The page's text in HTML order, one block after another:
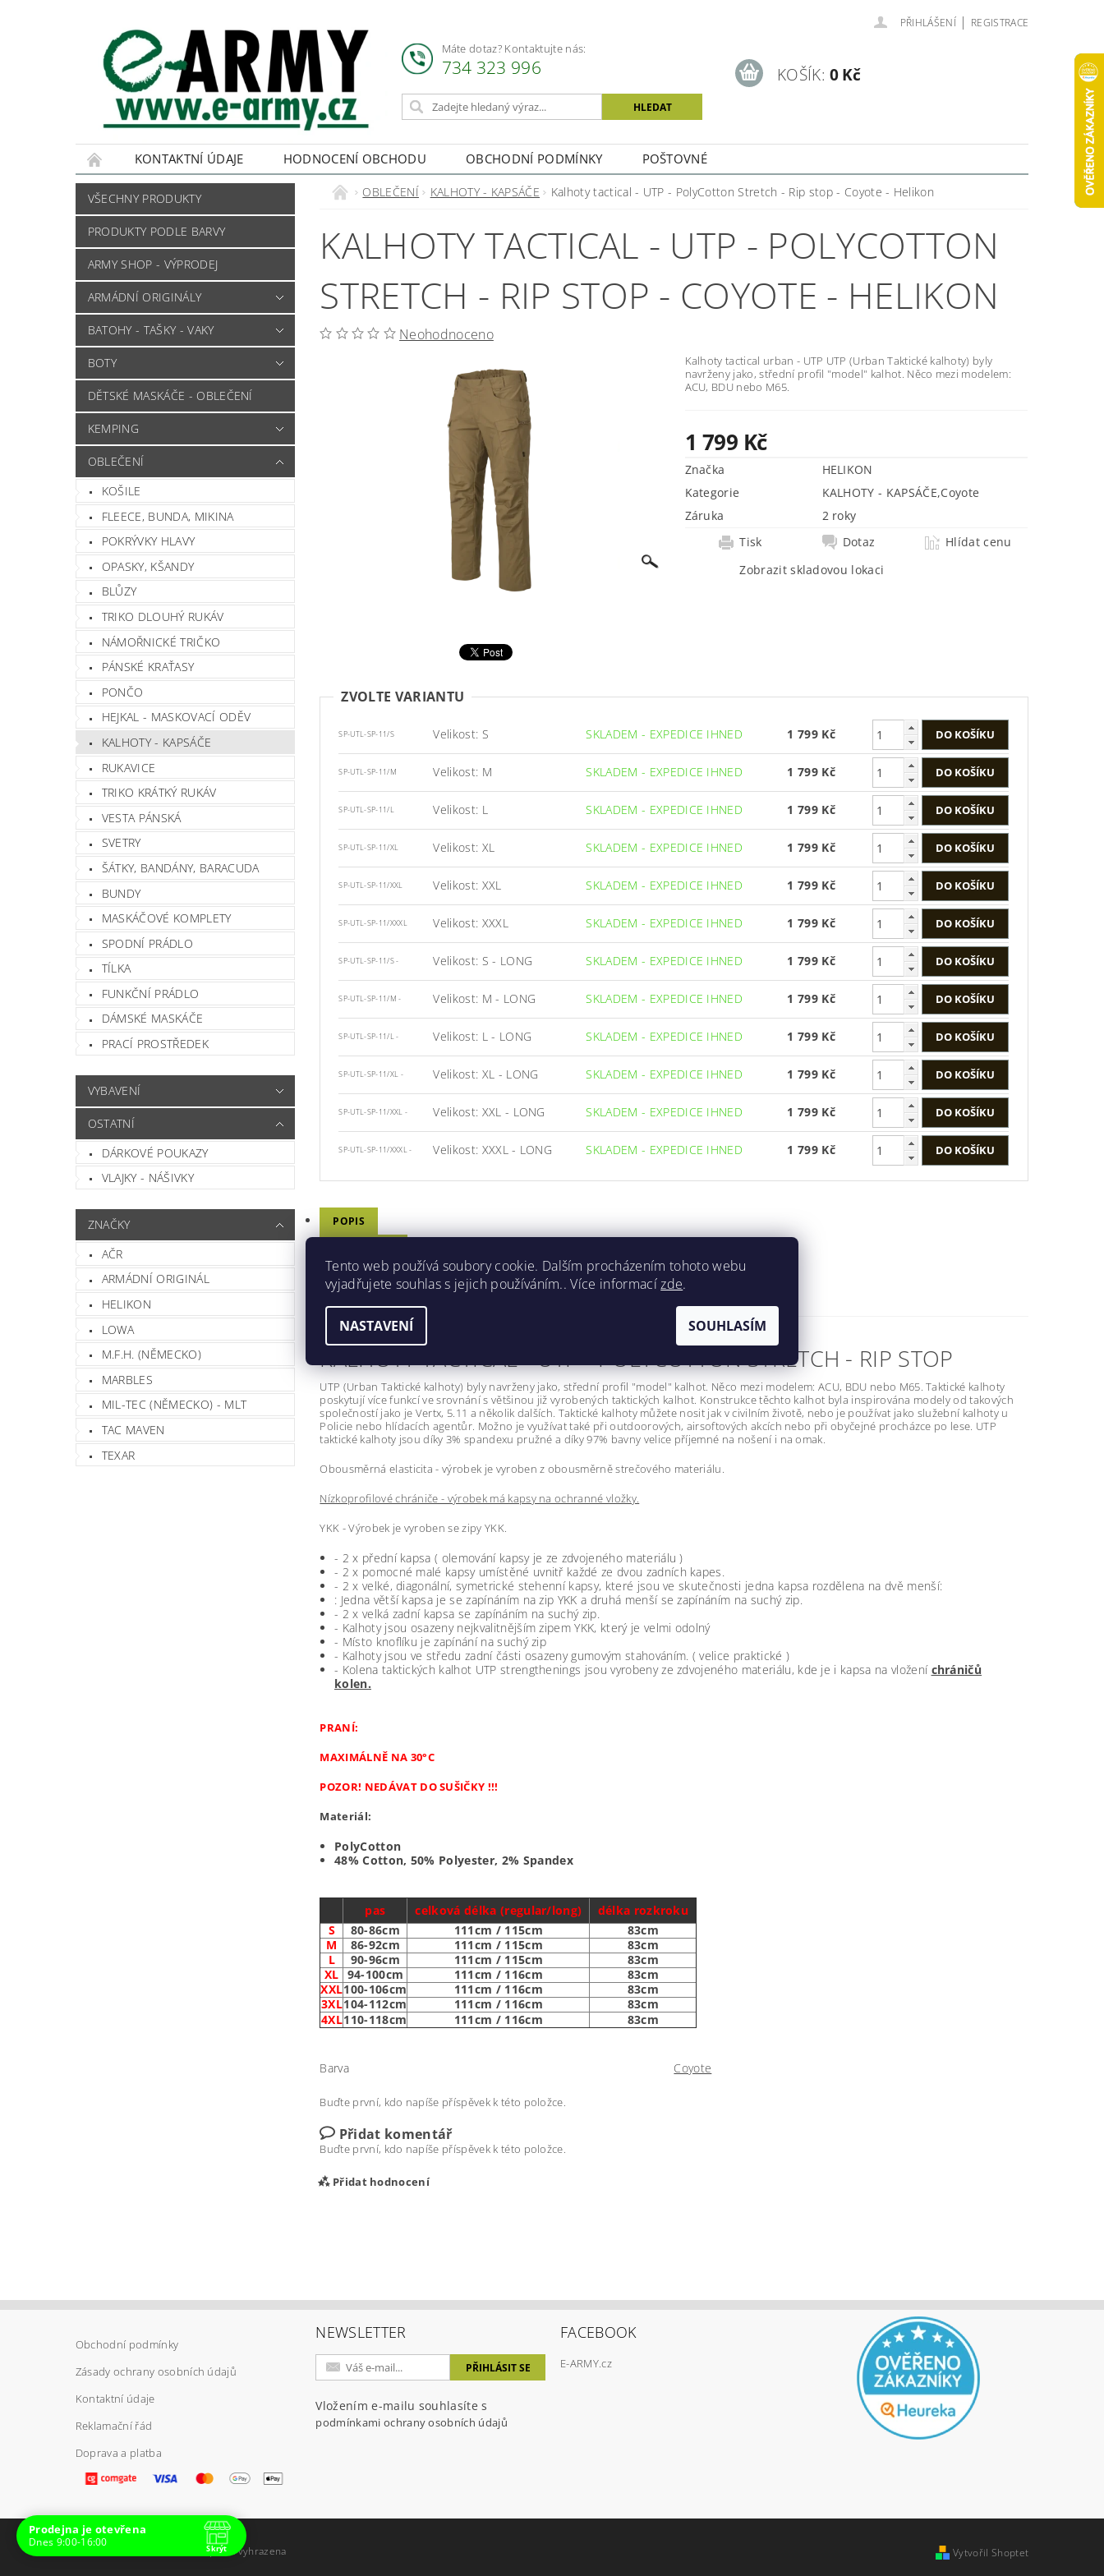
Máte dotaz? Kontaktujte nás:
734 323 996
PŘIHLÁŠENÍ | REGISTRACE
KOŠÍK: 0 Kč
KONTAKTNÍ ÚDAJE HODNOCENÍ OBCHODU OBCHODNÍ PODMÍNKY POŠTOVNÉ
VŠECHNY PRODUKTY
PRODUKTY PODLE BARVY
ARMY SHOP - VÝPRODEJ
ARMÁDNÍ ORIGINÁLY
BATOHY - TAŠKY - VAKY
BOTY
DĚTSKÉ MASKÁČE - OBLEČENÍ
KEMPING
OBLEČENÍ
KOŠILE
FLEECE, BUNDA, MIKINA
POKRÝVKY HLAVY
OPASKY, KŠANDY
BLŮZY
TRIKO DLOUHÝ RUKÁV
NÁMOŘNICKÉ TRIČKO
PÁNSKÉ KRAŤASY
PONČO
HEJKAL - MASKOVACÍ ODĚV
KALHOTY - KAPSÁČE
RUKAVICE
TRIKO KRÁTKÝ RUKÁV
VESTA PÁNSKÁ
SVETRY
ŠÁTKY, BANDÁNY, BARACUDA
BUNDY
MASKÁČOVÉ KOMPLETY
SPODNÍ PRÁDLO
TÍLKA
FUNKČNÍ PRÁDLO
DÁMSKÉ MASKÁČE
PRACÍ PROSTŘEDEK
VYBAVENÍ
OSTATNÍ
DÁRKOVÉ POUKAZY
VLAJKY - NÁŠIVKY
ZNAČKY
AČR
ARMÁDNÍ ORIGINÁL
HELIKON
LOWA
M.F.H. (NĚMECKO)
MARBLES
MIL-TEC (NĚMECKO) - MLT
TAC MAVEN
TEXAR
OBLEČENÍ KALHOTY - KAPSÁČE Kalhoty tactical - UTP - PolyCotton Stretch - Rip stop - Coyote - Helikon
KALHOTY TACTICAL - UTP - POLYCOTTON
STRETCH - RIP STOP - COYOTE - HELIKON
Neohodnoceno
Kalhoty tactical urban - UTP UTP (Urban Taktické kalhoty) byly
navrženy jako, střední profil "model" kalhot. Něco mezi modelem:
ACU, BDU nebo M65.
1 799 Kč
Značka
HELIKON
Kategorie
KALHOTY - KAPSÁČE,Coyote
Záruka
2 roky
Tisk
Dotaz
Hlídat cenu
Zobrazit skladovou lokaci
ZVOLTE VARIANTU
SP-UTL-SP-11/S Velikost: S SKLADEM - EXPEDICE IHNED 1 799 Kč
SP-UTL-SP-11/M Velikost: M SKLADEM - EXPEDICE IHNED 1 799 Kč
SP-UTL-SP-11/L Velikost: L SKLADEM - EXPEDICE IHNED 1 799 Kč
SP-UTL-SP-11/XL Velikost: XL SKLADEM - EXPEDICE IHNED 1 799 Kč
SP-UTL-SP-11/XXL Velikost: XXL SKLADEM - EXPEDICE IHNED 1 799 Kč
SP-UTL-SP-11/XXXL Velikost: XXXL SKLADEM - EXPEDICE IHNED 1 799 Kč
SP-UTL-SP-11/S - Velikost: S - LONG SKLADEM - EXPEDICE IHNED 1 799 Kč
SP-UTL-SP-11/M - Velikost: M - LONG SKLADEM - EXPEDICE IHNED 1 799 Kč
SP-UTL-SP-11/L - Velikost: L - LONG SKLADEM - EXPEDICE IHNED 1 799 Kč
SP-UTL-SP-11/XL - Velikost: XL - LONG SKLADEM - EXPEDICE IHNED 1 799 Kč
SP-UTL-SP-11/XXL - Velikost: XXL - LONG SKLADEM - EXPEDICE IHNED 1 799 Kč
SP-UTL-SP-11/XXXL - Velikost: XXXL - LONG SKLADEM - EXPEDICE IHNED 1 799 Kč
POPIS
DISKUZE
KALHOTY TACTICAL - UTP - POLYCOTTON STRETCH - RIP STOP
UTP (Urban Taktické kalhoty) byly navrženy jako, střední profil "model" kalhot. Něco mezi modelem: ACU, BDU nebo M65. Taktické kalhoty
poskytují více funkcí ve srovnání s většinou již vyrobených taktických kalhot. Konstrukce těchto kalhot byla inspirována modely od takových
společností jako je Vertx, 5.11 a několik dalších. Taktické kalhoty můžete nosit jak v civilním životě, nebo je používat jako služební kalhoty u
Policie nebo hlídacích agentůr. Možno je využívat také při outdoorových, airsoftových akcích nebo při obyčejné procházce po lese. UTP
taktické kalhoty jsou díky 3% spandexu pružné a díky 97% bavny velice příjemné na nošení i na omak.
Obousměrná elasticita - výrobek je vyroben z obousměrně strečového materiálu.
Nízkoprofilové chrániče - výrobek má kapsy na ochranné vložky.
YKK - Výrobek je vyroben se zipy YKK.
- 2 x přední kapsa ( olemování kapsy je ze zdvojeného materiálu )
- 2 x pomocné malé kapsy umístěné uvnitř každé ze dvou zadních kapes.
- 2 x velké, diagonální, symetrické stehenní kapsy, které jsou ve skutečnosti jedna kapsa rozdělena na dvě menší:
: Jedna větší kapsa je se zapínáním na zip YKK a druhá menší se zapínáním na suchý zip.
- 2 x velká zadní kapsa se zapínáním na suchý zip.
- Kalhoty jsou osazeny nejkvalitnějším zipem YKK, který je velmi odolný
- Místo knoflíku je zapínání na suchý zip
- Kalhoty jsou ve středu zadní části osazeny gumovým stahováním. ( velice praktické )
- Kolena taktických kalhot UTP strengthenings jsou vyrobeny ze zdvojeného materiálu, kde je i kapsa na vložení chráničů
kolen.
PRANÍ:
MAXIMÁLNĚ NA 30°C
POZOR! NEDÁVAT DO SUŠIČKY !!!
Materiál:
PolyCotton
48% Cotton, 50% Polyester, 2% Spandex
pas celková délka (regular/long)
délka rozkroku
S
80-86cm 111cm / 115cm
83cm
M
86-92cm 111cm / 115cm
83cm
L
90-96cm 111cm / 115cm
83cm
XL 94-100cm 111cm / 116cm
83cm
XXL100-106cm 111cm / 116cm
83cm
3XL104-112cm 111cm / 116cm
83cm
4XL110-118cm 111cm / 116cm 83cm
Barva Coyote
Buďte první, kdo napíše příspěvek k této položce.
Přidat komentář
Buďte první, kdo napíše příspěvek k této položce.
Přidat hodnocení
Obchodní podmínky
Zásady ochrany osobních údajů
Kontaktní údaje
Reklamační řád
Doprava a platba
NEWSLETTER
Vložením e-mailu souhlasíte s
podmínkami ochrany osobních údajů
FACEBOOK
E-ARMY.cz
, všechna práva vyhrazena Vytvořil Shoptet
Prodejna je otevřena
Dnes 9:00-16:00
Skrýt
Tento web používá soubory cookie. Dalším procházením tohoto webu
vyjadřujete souhlas s jejich používáním.. Více informacízde.
NASTAVENÍ SOUHLASÍM